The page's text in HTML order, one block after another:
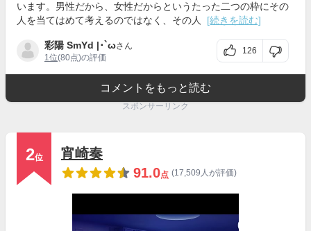
います。男性だから、女性だからというたった二つの枠にその
人を当てはめて考えるのではなく、その人
[続きを読む]
彩陽 SmYd |･`ωさん
1位(80点)の評価
126
コメントをもっと読む
スポンサーリンク
2位
宵崎奏
91.0点 (17,509人が評価)